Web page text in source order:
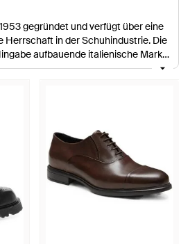
gegründet und verfügt über eine
Herrschaft in der Schuhindustrie. Die
aufbauende italienische Marke
Stil und Handwerkskunst „Made
Rossetti Schuhe wahre
bis zur Fertigung wird jede begehrte
aus Werkstätten außerhalb von
Stoffe, bequeme Formen und
des Labels. Stöbern und
Palette der Damenschuhe Fratelli